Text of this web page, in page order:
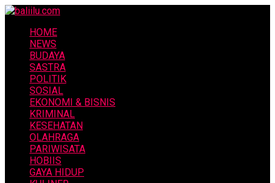
HOME
NEWS
BUDAYA
SASTRA
POLITIK
SOSIAL
EKONOMI & BISNIS
KRIMINAL
KESEHATAN
OLAHRAGA
PARIWISATA
HOBIIS
GAYA HIDUP